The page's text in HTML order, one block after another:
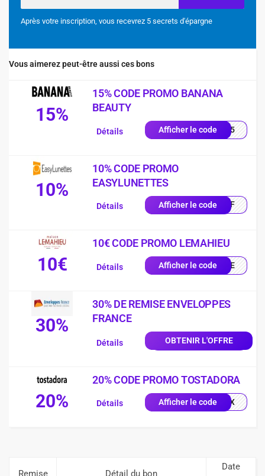
Après votre inscription, vous recevrez 5 secrets d'épargne
Vous aimerez peut-être aussi ces bons
15%
15% CODE PROMO BANANA
BEAUTY
Afficher le codeNA15
Détails
10%
10% CODE PROMO
EASYLUNETTES
Afficher le code0OFF
Détails
10€
10€ CODE PROMO LEMAHIEU
Afficher le codeILLE
Détails
30%
30% DE REMISE ENVELOPPES
FRANCE
OBTENIR L'OFFRE
Détails
20%
20% CODE PROMO TOSTADORA
Afficher le code0X1X
Détails
Remise Détail du bon
Date